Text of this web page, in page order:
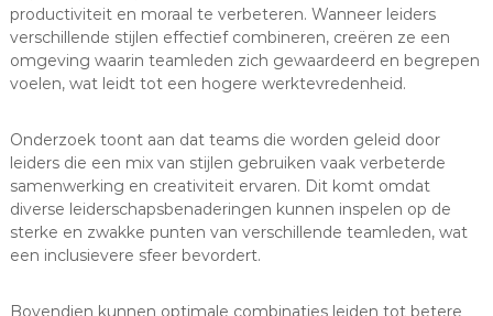
productiviteit en moraal te verbeteren. Wanneer leiders
verschillende stijlen effectief combineren, creëren ze een
omgeving waarin teamleden zich gewaardeerd en begrepen
voelen, wat leidt tot een hogere werktevredenheid.
Onderzoek toont aan dat teams die worden geleid door
leiders die een mix van stijlen gebruiken vaak verbeterde
samenwerking en creativiteit ervaren. Dit komt omdat
diverse leiderschapsbenaderingen kunnen inspelen op de
sterke en zwakke punten van verschillende teamleden, wat
een inclusievere sfeer bevordert.
Bovendien kunnen optimale combinaties leiden tot betere